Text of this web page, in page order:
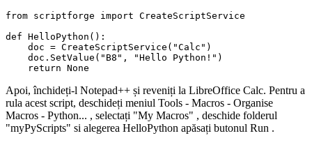
from scriptforge import CreateScriptService
def HelloPython():
    doc = CreateScriptService("Calc")
    doc.SetValue("B8", "Hello Python!")
Apoi, închideți-l Notepad++ și reveniți la LibreOffice Calc. Pentru a
rula acest script, deschideți meniul Tools - Macros - Organise
Macros - Python... , selectați "My Macros" , deschide folderul
"myPyScripts" si alegerea HelloPython apăsați butonul Run .